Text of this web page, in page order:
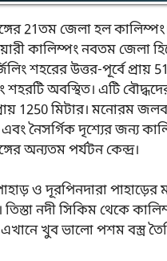
21তম জেলা হল
কালিম্পং নবতম জেলা
শহরের উত্তর-পূর্বে প্রায়
শহরটি অবস্থিত। এটি
1250 মিটার। মনোরম
নৈসর্গিক দৃশ্যের জন্য
অন্যতম পর্যটন কেন্দ্র।
ও দূরপিনদারা পাহাড়ের
তিস্তা নদী সিকিম থেকে
খুব ভালো পশম বস্ত্র